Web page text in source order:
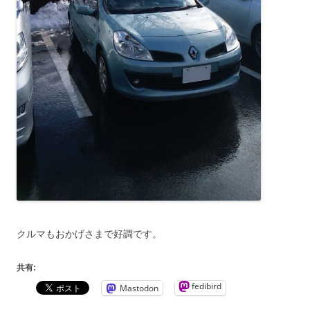
クルマもおかげさまで好調です。
共有:
Mastodon fedibird